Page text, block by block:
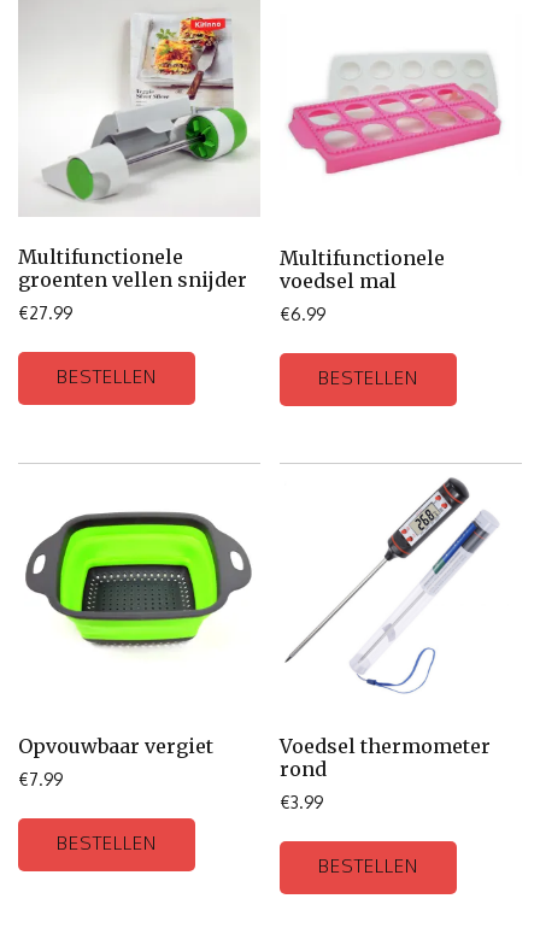
Multifunctionele
groenten vellen snijder
€27.99
BESTELLEN
Multifunctionele
voedsel mal
€6.99
BESTELLEN
Opvouwbaar vergiet
€7.99
BESTELLEN
Voedsel thermometer
rond
€3.99
BESTELLEN